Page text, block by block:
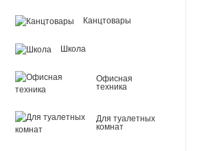
Канцтовары
Школа
Офисная
техника
Для туалетных
комнат